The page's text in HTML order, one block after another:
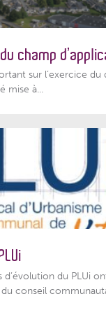
champ
sur l’exercice
mise à...
d’évolution du PLUi
conseil